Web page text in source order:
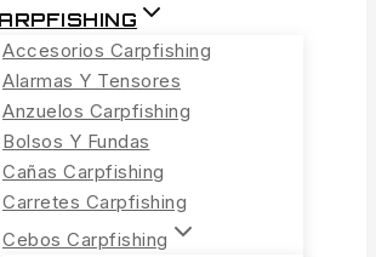
Accesorios Carpfishing
Alarmas Y Tensores
Anzuelos Carpfishing
Bolsos Y Fundas
Cañas Carpfishing
Carretes Carpfishing
Cebos Carpfishing